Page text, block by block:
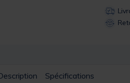
Spécifications